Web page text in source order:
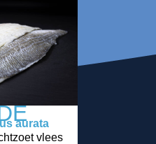
aurata
vlees